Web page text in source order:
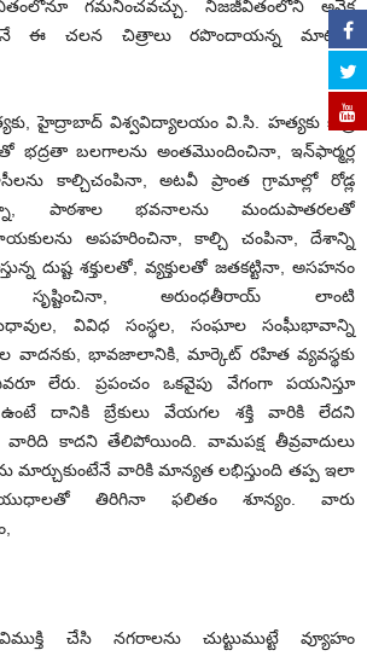
గమనించవచ్చు. నిజజీవితంలోని అనేక
ఈ చలన చిత్రాలు రపొందాయన్న మాటను
హైద్రాబాద్ విశ్వవిద్యాలయం వి.సి. హత్యకు కుట్ర
భద్రతా బలగాలను అంతమొందించినా, ఇన్‌ఫార్మర్ల
కాల్చిచంపినా, అటవీ ప్రాంత గ్రామాల్లో రోడ్ల
పాఠశాల భవనాలను మందుపాతరలతో
అపహరించినా, కాల్చి చంపినా, దేశాన్ని
దుష్ట శక్తులతో, వ్యక్తులతో జతకట్టినా, అసహనం
అరుంధతీరాయ్ లాంటి
వివిధ సంస్థల, సంఘాల సంఘీభావాన్ని
వాదనకు, భావజాలానికి, మార్కెట్ రహిత వ్యవస్థకు
లేరు. ప్రపంచం ఒకవైపు వేగంగా పయనిస్తూ
ఉంటే దానికి బ్రేకులు వేయగల శక్తి వారికి లేదని
వారిది కాదని తేలిపోయింది. వామపక్ష తీవ్రవాదులు
వారికి మాన్యత లభిస్తుంది తప్ప ఇలా
తిరిగినా ఫలితం శూన్యం. వారు
చేసి నగరాలను చుట్టుముట్టే వ్యూహం